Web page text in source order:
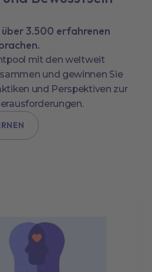
3.500 erfahrenen
mit den weltweit
und gewinnen Sie
und Perspektiven zur